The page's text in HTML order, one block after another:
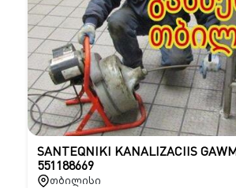
SANTEQNIKI KANALIZACIIS
551188669
თბილისი